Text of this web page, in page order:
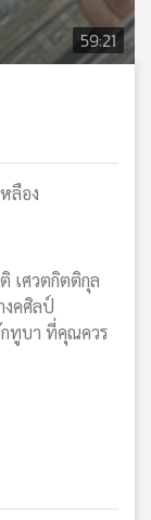
59:21
ลือง
เศวตกิตติกุล
งคศิลป์
ทูบา ที่คุณควร